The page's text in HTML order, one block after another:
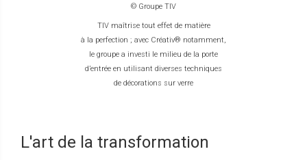
© Groupe TIV
TIV maîtrise tout effet de matière
à la perfection ; avec Créativ® notamment,
le groupe a investi le milieu de la porte
d’entrée en utilisant diverses techniques
de décorations sur verre
L'art de la transformation